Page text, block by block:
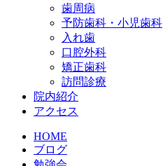
歯周病
予防歯科・小児歯科
入れ歯
口腔外科
矯正歯科
訪問診療
院内紹介
アクセス
HOME
ブログ